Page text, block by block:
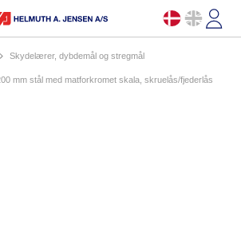
skydelærer, dybdemål og stregmål
mm stål med matforkromet skala, skruelås/fjederlås